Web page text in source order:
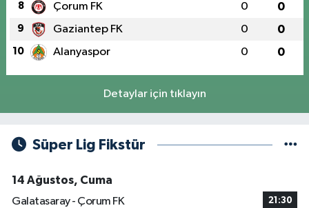
8 Çorum FK 0 0
9 Gaziantep FK 0 0
10 Alanyaspor 0 0
Detaylar için tıklayın
Süper Lig Fikstür
14 Ağustos, Cuma
Galatasaray - Çorum FK
21:30